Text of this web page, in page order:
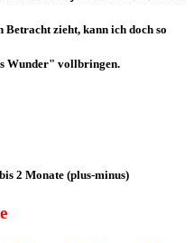
zieht, kann ich doch so
Wunder" vollbringen.
2 Monate (plus-minus)